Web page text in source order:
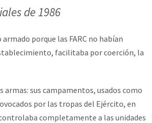
de 1986
porque las FARC no habían
facilitaba por coerción, la
sus campamentos, usados como
por las tropas del Ejército, en
completamente a las unidades